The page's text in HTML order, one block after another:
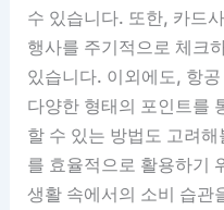
수 있습니다. 또한, 카드
행사를 주기적으로 체크
있습니다. 이외에도, 항
다양한 형태의 포인트를
할 수 있는 방법도 고려
를 효율적으로 활용하기
생활 속에서의 소비 습관